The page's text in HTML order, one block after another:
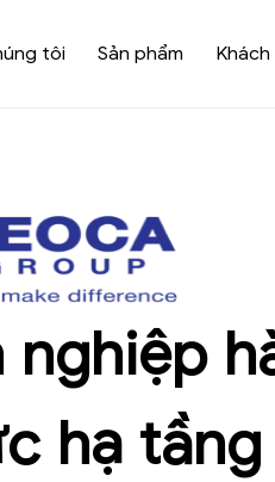
tôi Sản phẩm
nghiệp
hạ